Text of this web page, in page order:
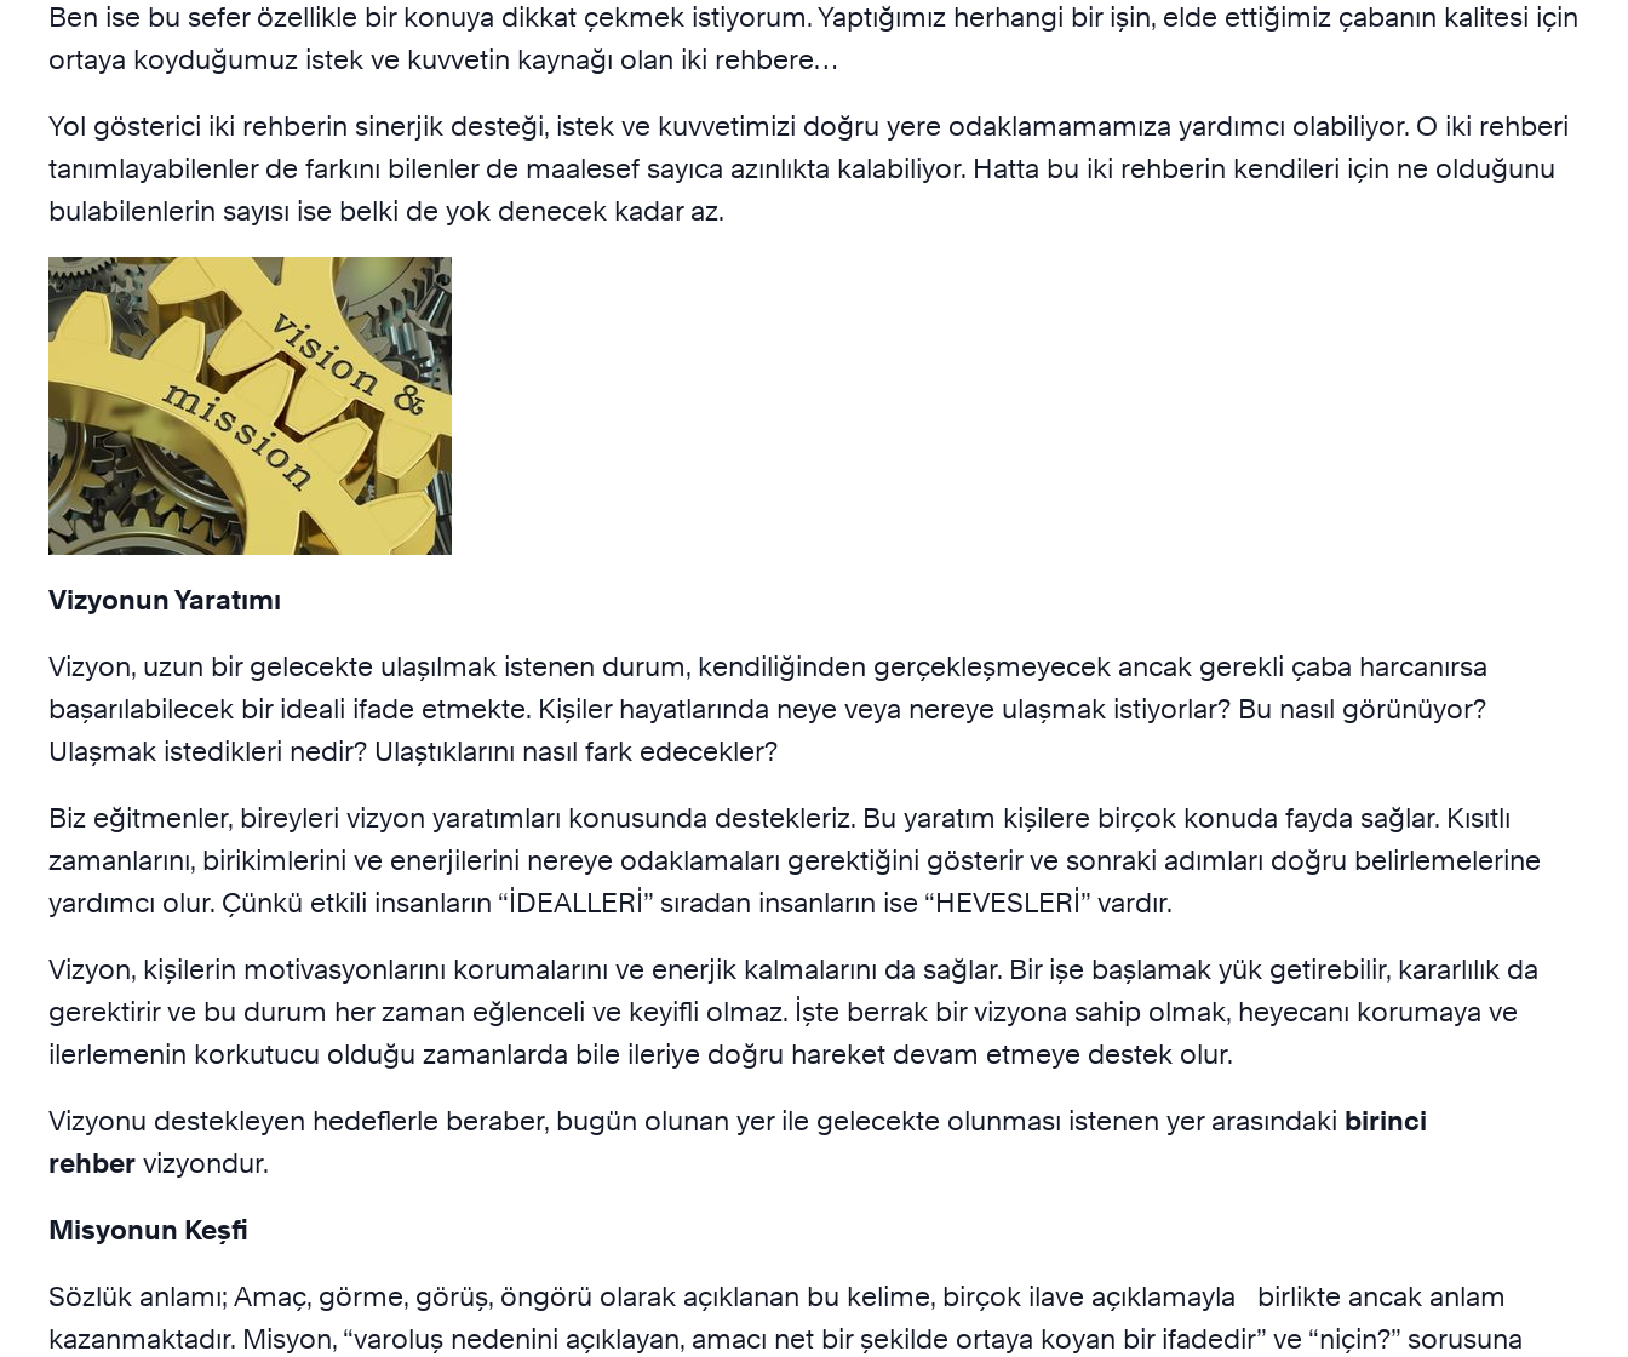
Ben ise bu sefer özellikle bir konuya dikkat çekmek istiyorum. Yaptığımız herhangi bir işin, elde ettiğimiz çabanın kalitesi için
ortaya koyduğumuz istek ve kuvvetin kaynağı olan iki rehbere…
Yol gösterici iki rehberin sinerjik desteği, istek ve kuvvetimizi doğru yere odaklamamamıza yardımcı olabiliyor. O iki rehberi
tanımlayabilenler de farkını bilenler de maalesef sayıca azınlıkta kalabiliyor. Hatta bu iki rehberin kendileri için ne olduğunu
bulabilenlerin sayısı ise belki de yok denecek kadar az.
Vizyonun Yaratımı
Vizyon, uzun bir gelecekte ulaşılmak istenen durum, kendiliğinden gerçekleşmeyecek ancak gerekli çaba harcanırsa
başarılabilecek bir ideali ifade etmekte. Kişiler hayatlarında neye veya nereye ulaşmak istiyorlar? Bu nasıl görünüyor?
Ulaşmak istedikleri nedir? Ulaştıklarını nasıl fark edecekler?
Biz eğitmenler, bireyleri vizyon yaratımları konusunda destekleriz. Bu yaratım kişilere birçok konuda fayda sağlar. Kısıtlı
zamanlarını, birikimlerini ve enerjilerini nereye odaklamaları gerektiğini gösterir ve sonraki adımları doğru belirlemelerine
yardımcı olur. Çünkü etkili insanların “İDEALLERİ” sıradan insanların ise “HEVESLERİ” vardır.
Vizyon, kişilerin motivasyonlarını korumalarını ve enerjik kalmalarını da sağlar. Bir işe başlamak yük getirebilir, kararlılık da
gerektirir ve bu durum her zaman eğlenceli ve keyifli olmaz. İşte berrak bir vizyona sahip olmak, heyecanı korumaya ve
ilerlemenin korkutucu olduğu zamanlarda bile ileriye doğru hareket devam etmeye destek olur.
Vizyonu destekleyen hedeflerle beraber, bugün olunan yer ile gelecekte olunması istenen yer arasındaki birinci
rehber vizyondur.
Misyonun Keşfi
Sözlük anlamı; Amaç, görme, görüş, öngörü olarak açıklanan bu kelime, birçok ilave açıklamayla birlikte ancak anlam
kazanmaktadır. Misyon, “varoluş nedenini açıklayan, amacı net bir şekilde ortaya koyan bir ifadedir” ve “niçin?” sorusuna